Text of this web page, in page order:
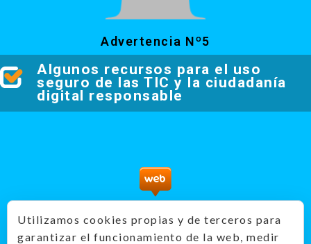
Advertencia Nº5
Algunos recursos para el uso
seguro de las TIC y la ciudadanía
digital responsable
PantallasAmigas - Recursos didácticos
prevención
Utilizamos cookies propias y de terceros para
garantizar el funcionamiento de la web, medir